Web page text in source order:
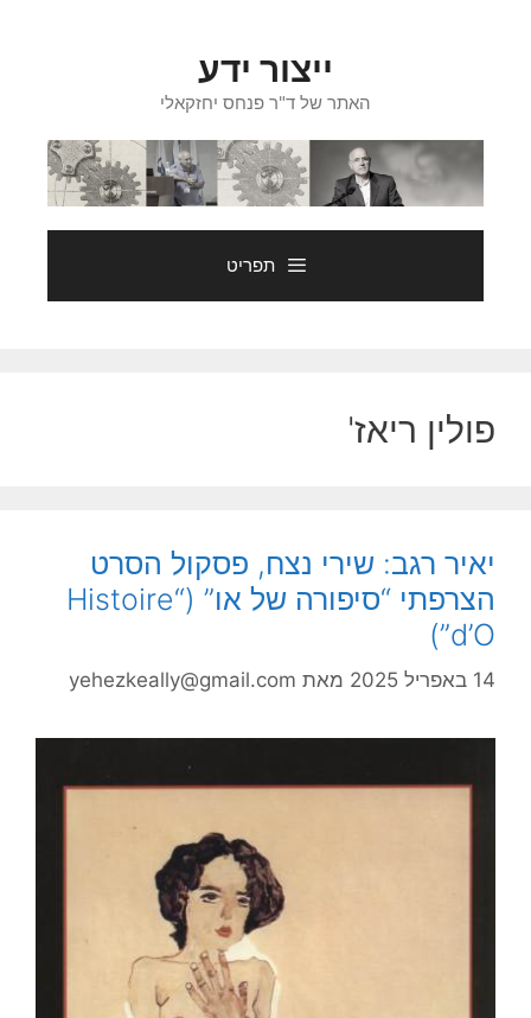
ייצור ידע
האתר של ד"ר פנחס יחזקאלי
תפריט
פולין ריאז'
יאיר רגב: שירי נצח, פסקול הסרט
הצרפתי “סיפורה של או” (“Histoire
d’O”)
14 באפריל 2025 מאת yehezkeally@gmail.com